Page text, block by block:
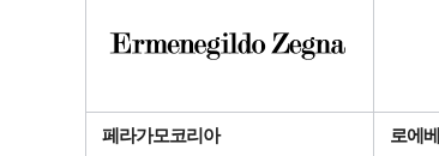
페라가모코리아 로에